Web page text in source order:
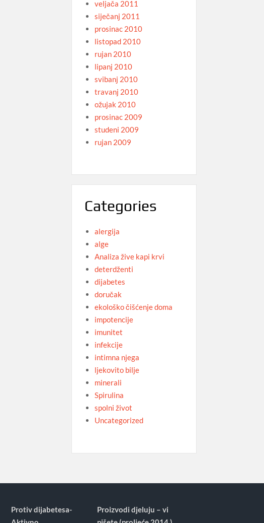
veljača 2011
siječanj 2011
prosinac 2010
listopad 2010
rujan 2010
lipanj 2010
svibanj 2010
travanj 2010
ožujak 2010
prosinac 2009
studeni 2009
rujan 2009
Categories
alergija
alge
Analiza žive kapi krvi
deterdženti
dijabetes
doručak
ekološko čišćenje doma
impotencije
imunitet
infekcije
intimna njega
ljekovito bilje
minerali
Spirulina
spolni život
Uncategorized
Protiv dijabetesa-
Proizvodi djeluju – vi